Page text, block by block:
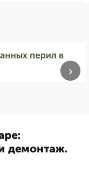
перил в
›
демонтаж.